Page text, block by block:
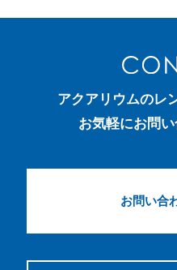
アクアリウムのレ
お気軽にお問い
お問い合